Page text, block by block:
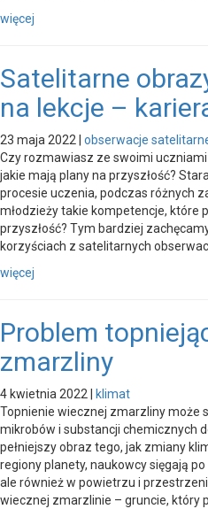
więcej
Satelitarne
na lekcje –
23 maja 2022 | obserwacje
Czy rozmawiasz ze swoimi
jakie mają plany na przyszłość?
procesie uczenia, podczas różnych
młodzieży takie kompetencje, które
przyszłość? Tym bardziej
korzyściach z satelitarnych
więcej
Problem
zmarzliny
4 kwietnia 2022 | klimat
Topnienie wiecznej zmarzliny może
mikrobów i substancji chemicznych
pełniejszy obraz tego, jak zmiany
regiony planety, naukowcy sięgają
ale również w powietrzu i
wiecznej zmarzlinie – gruncie, który